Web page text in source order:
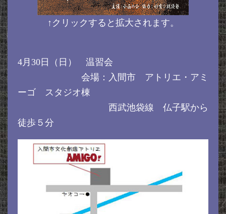
↑クリックすると拡大されます。
4月30日（日） 温習会
会場：入間市 アトリエ・アミ
ーゴ スタジオ棟
西武池袋線 仏子駅から
徒歩５分